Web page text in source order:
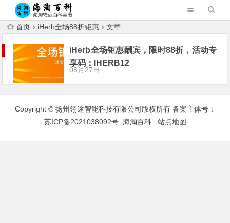
首页 iHerb全场88折钜惠 文章
iHerb全场钜惠酬宾，限时88折，活动专
享码：IHERB12
08月27日
Copyright © 扬州翎途智能科技有限公司版权所有 备案主体号：
苏ICP备2021038092号 海淘百科. 站点地图